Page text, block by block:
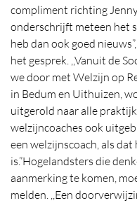
compliment richting
onderschrijft meteen het
heb dan ook goed
het gesprek. ,,Vanuit de
we door met Welzijn op
in Bedum en Uithuizen,
uitgerold naar alle
welzijncoaches ook
een welzijnscoach, als dat
is.”Hogelandsters die
aanmerking te komen,
melden. ,,Een